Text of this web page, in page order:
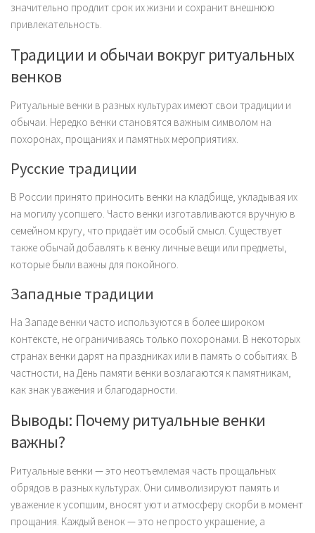
значительно продлит срок их жизни и сохранит внешнюю
привлекательность.
Традиции и обычаи вокруг ритуальных
венков
Ритуальные венки в разных культурах имеют свои традиции и
обычаи. Нередко венки становятся важным символом на
похоронах, прощаниях и памятных мероприятиях.
Русские традиции
В России принято приносить венки на кладбище, укладывая их
на могилу усопшего. Часто венки изготавливаются вручную в
семейном кругу, что придаёт им особый смысл. Существует
также обычай добавлять к венку личные вещи или предметы,
которые были важны для покойного.
Западные традиции
На Западе венки часто используются в более широком
контексте, не ограничиваясь только похоронами. В некоторых
странах венки дарят на праздниках или в память о событиях. В
частности, на День памяти венки возлагаются к памятникам,
как знак уважения и благодарности.
Выводы: Почему ритуальные венки
важны?
Ритуальные венки — это неотъемлемая часть прощальных
обрядов в разных культурах. Они символизируют память и
уважение к усопшим, вносят уют и атмосферу скорби в момент
прощания. Каждый венок — это не просто украшение, а